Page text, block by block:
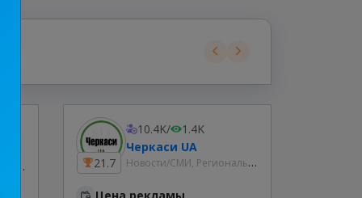
Новости/СМИ, Региональные
21.7
10.4K/
1.4K
Черкаси UA
Новости/СМИ, Региональные